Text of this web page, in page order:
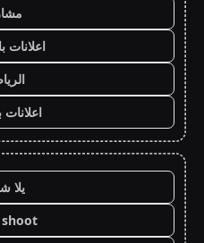
اعلانات
اعلانات
يلا